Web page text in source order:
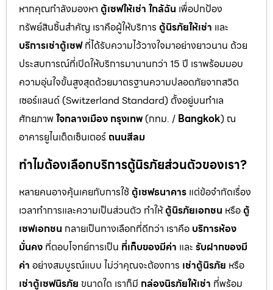
หากคุณกำลังมองหา ตู้เซฟให้เช่า ใกล้ฉัน เพื่อปกป้อง
ทรัพย์สินชิ้นสำคัญ เราคือผู้ให้บริการ ตู้นิรภัยให้เช่า และ
บริการเช่าตู้เซฟที่ได้รับความไว้วางใจมาอย่างยาวนาน ด้วย
ประสบการณ์ที่เปิดให้บริการมานานกว่า 15 ปี เราพร้อมมอบ
ความอุ่นใจขั้นสูงสุดด้วยมาตรฐานความปลอดภัยจากสวิต
เซอร์แลนด์ (Switzerland Standard) ตั้งอยู่บนทำเล
ศักยภาพใจกลางเมือง กรุงเทพ(กทม. / Bangkok) ณ
อาคารยูไนเต็ดเซ็นเตอร์ ถนนสีลม
ทำไมต้องเลือกบริการตู้นิรภัยส่วนตัวของเรา?
หลายคนอาจคุ้นเคยกับการใช้ ตู้เซฟธนาคาร แต่ข้อจำกัดเรื่อง
เวลาทำการและความเป็นส่วนตัว ทำให้ตู้นิรภัยเอกชน หรือ ตู้
เซฟเอกชน กลายเป็นทางเลือกที่ดีกว่า เราคือ บริการห้อง
มั่นคง ที่ตอบโจทย์การเป็น ที่เก็บของมีค่า และ รับฝากของมี
ค่า อย่างสมบูรณ์แบบ ไม่ว่าคุณจะต้องการ เช่าตู้นิรภัย หรือ
เช่าตู้เซฟนิรภัย ขนาดใด เราก็มี กล่องนิรภัยให้เช่า ที่พร้อม